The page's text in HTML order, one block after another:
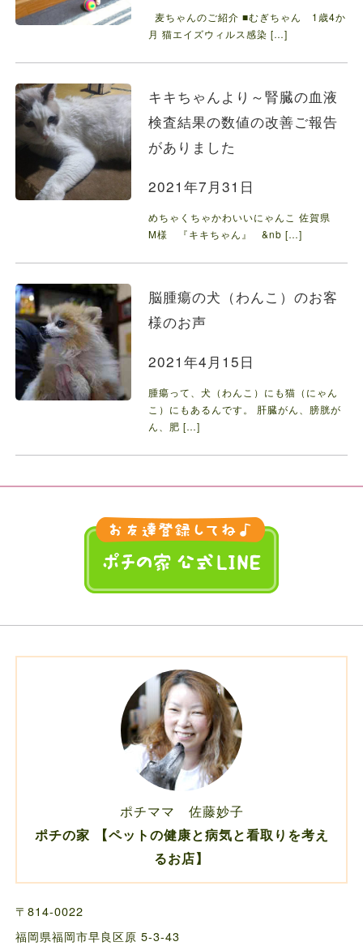
麦ちゃんのご紹介 ■むぎちゃん 1歳4か
月 猫エイズウィルス感染 […]
キキちゃんより～腎臓の血液
検査結果の数値の改善ご報告
がありました
2021年7月31日
めちゃくちゃかわいいにゃんこ 佐賀県
M様 『キキちゃん』 &nb […]
脳腫瘍の犬（わんこ）のお客
様のお声
2021年4月15日
腫瘍って、犬（わんこ）にも猫（にゃん
こ）にもあるんです。 肝臓がん、膀胱が
ん、肥 […]
ポチママ 佐藤妙子
ポチの家 【ペットの健康と病気と看取りを考え
るお店】
〒814-0022
福岡県福岡市早良区原 5-3-43